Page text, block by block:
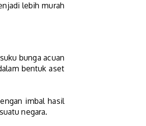
lebih murah
bunga acuan
bentuk aset
imbal hasil
negara.